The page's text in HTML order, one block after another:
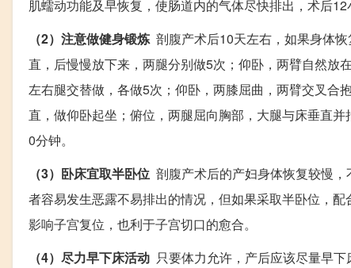
肌蠕动功能及早恢复，使肠道内的气体尽快排出，术后
（2）注意做健身锻炼剖腹产术后10天左右，如果身体
直，后慢慢放下来，两腿分别做5次；仰卧，两臂自然放
左右腿交替做，各做5次；仰卧，两膝屈曲，两臂交叉合
直，做仰卧起坐；俯位，两腿屈向胸部，大腿与床垂直
0分钟。
（3）卧床宜取半卧位 剖腹产术后的产妇身体恢复较慢
者容易发生恶露不易排出的情况，但如果采取半卧位，
影响子宫复位，也利于子宫切口的愈合。
（4）尽力早下床活动 只要体力允许，产后应该尽量早